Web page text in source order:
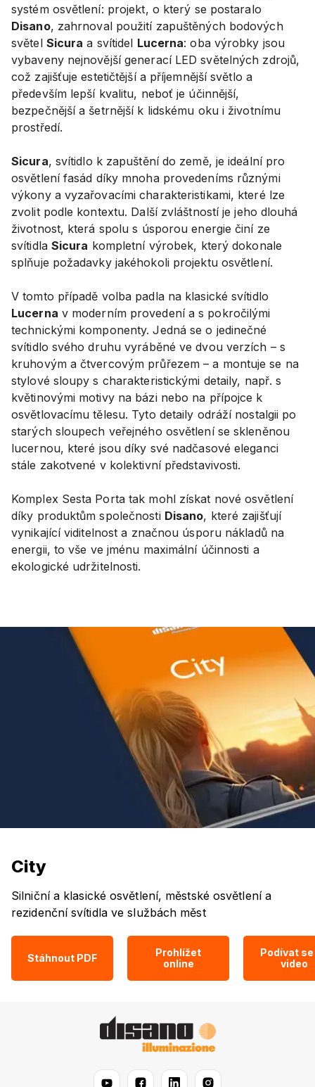
systém osvětlení: projekt, o který se postaralo
Disano, zahrnoval použití zapuštěných bodových
světel Sicura a svítidel Lucerna: oba výrobky jsou
vybaveny nejnovější generací LED světelných zdrojů,
což zajišťuje estetičtější a příjemnější světlo a
především lepší kvalitu, neboť je účinnější,
bezpečnější a šetrnější k lidskému oku i životnímu
prostředí.
Sicura, svítidlo k zapuštění do země, je ideální pro
osvětlení fasád díky mnoha provedeníms různými
výkony a vyzařovacími charakteristikami, které lze
zvolit podle kontextu. Další zvláštností je jeho dlouhá
životnost, která spolu s úsporou energie činí ze
svítidla Sicura kompletní výrobek, který dokonale
splňuje požadavky jakéhokoli projektu osvětlení.
V tomto případě volba padla na klasické svítidlo
Lucerna v moderním provedení a s pokročilými
technickými komponenty. Jedná se o jedinečné
svítidlo svého druhu vyráběné ve dvou verzích – s
kruhovým a čtvercovým průřezem – a montuje se na
stylové sloupy s charakteristickými detaily, např. s
květinovými motivy na bázi nebo na přípojce k
osvětlovacímu tělesu. Tyto detaily odráží nostalgii po
starých sloupech veřejného osvětlení se skleněnou
lucernou, které jsou díky své nadčasové eleganci
stále zakotvené v kolektivní představivosti.
Komplex Sesta Porta tak mohl získat nové osvětlení
díky produktům společnosti Disano, které zajišťují
vynikající viditelnost a značnou úsporu nákladů na
energii, to vše ve jménu maximální účinnosti a
ekologické udržitelnosti.
City
Silniční a klasické osvětlení, městské osvětlení a
rezidenční svítidla ve službách měst
Stáhnout PDF
Prohlížet
online
Podívat se
video